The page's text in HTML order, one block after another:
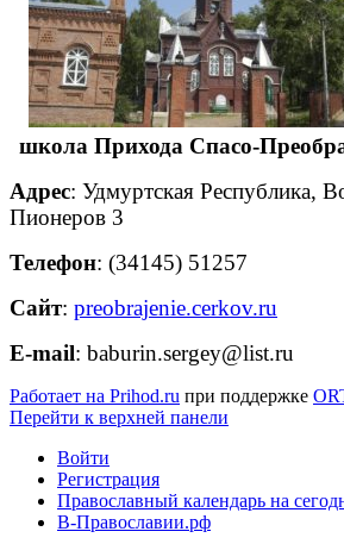
школа Прихода Спасо-
Адрес: Удмуртская Республика,
Пионеров 3
Телефон: (34145) 51257
Сайт: preobrajenie.cerkov.ru
E-mail: baburin.sergey@list.ru
Работает на Prihod.ru при поддержке
Перейти к верхней панели
Войти
Регистрация
Православный календарь на
В-Православии.рф